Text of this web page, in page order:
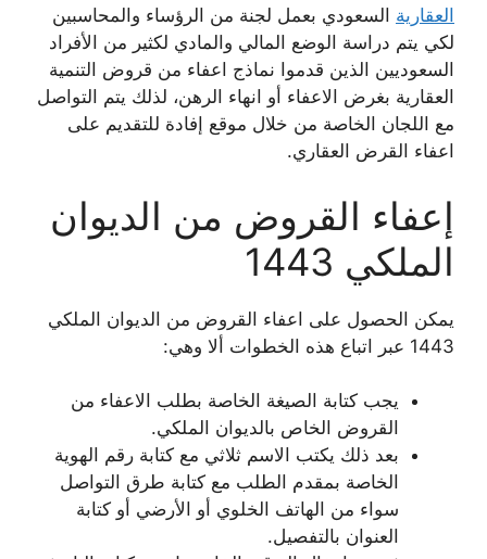
العقارية السعودي بعمل لجنة من الرؤساء والمحاسبين
لكي يتم دراسة الوضع المالي والمادي لكثير من الأفراد
السعوديين الذين قدموا نماذج اعفاء من قروض التنمية
العقارية بغرض الاعفاء أو انهاء الرهن، لذلك يتم التواصل
مع اللجان الخاصة من خلال موقع إفادة للتقديم على
اعفاء القرض العقاري.
إعفاء القروض من الديوان
الملكي 1443
يمكن الحصول على اعفاء القروض من الديوان الملكي
1443 عبر اتباع هذه الخطوات ألا وهي:
يجب كتابة الصيغة الخاصة بطلب الاعفاء من
القروض الخاص بالديوان الملكي.
بعد ذلك يكتب الاسم ثلاثي مع كتابة رقم الهوية
الخاصة بمقدم الطلب مع كتابة طرق التواصل
سواء من الهاتف الخلوي أو الأرضي أو كتابة
العنوان بالتفصيل.